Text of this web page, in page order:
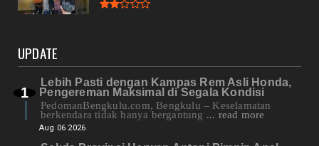
UPDATE
Lebih Pasti dengan Kampas Rem Asli Honda,
Pengereman Maksimal di Segala Kondisi
PedomanBengkulu.com, Bengkulu – Keselamatan
berkendara tidak hanya bergantung ... read more
Aug 06 2026